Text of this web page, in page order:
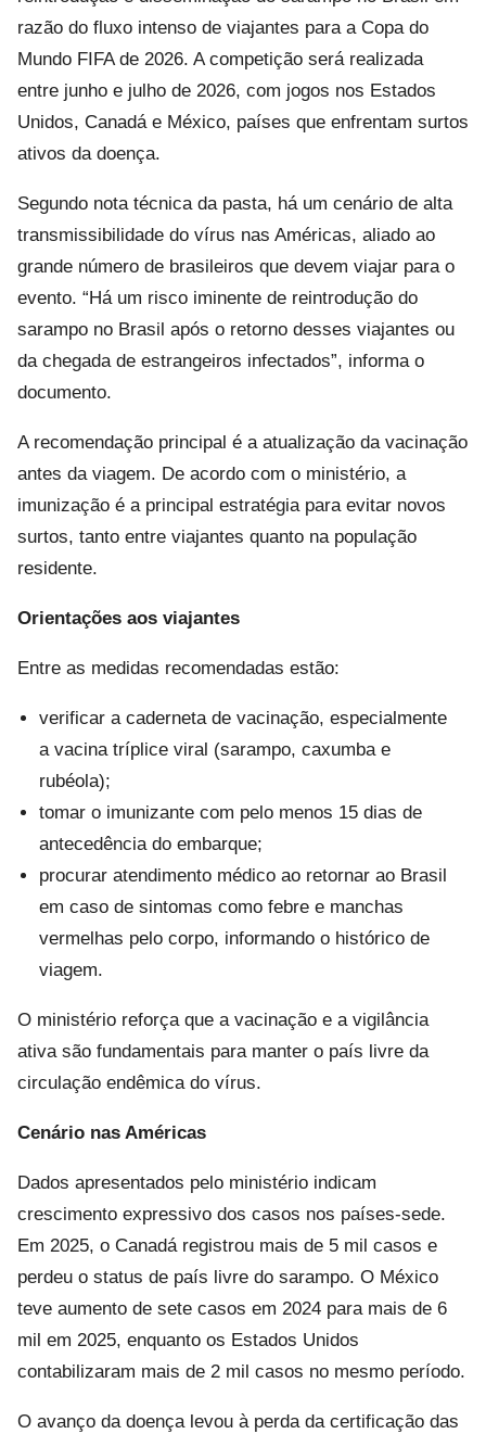
razão do fluxo intenso de viajantes para a Copa do
Mundo FIFA de 2026. A competição será realizada
entre junho e julho de 2026, com jogos nos Estados
Unidos, Canadá e México, países que enfrentam surtos
ativos da doença.
Segundo nota técnica da pasta, há um cenário de alta
transmissibilidade do vírus nas Américas, aliado ao
grande número de brasileiros que devem viajar para o
evento. “Há um risco iminente de reintrodução do
sarampo no Brasil após o retorno desses viajantes ou
da chegada de estrangeiros infectados”, informa o
documento.
A recomendação principal é a atualização da vacinação
antes da viagem. De acordo com o ministério, a
imunização é a principal estratégia para evitar novos
surtos, tanto entre viajantes quanto na população
residente.
Orientações aos viajantes
Entre as medidas recomendadas estão:
verificar a caderneta de vacinação, especialmente
a vacina tríplice viral (sarampo, caxumba e
rubéola);
tomar o imunizante com pelo menos 15 dias de
antecedência do embarque;
procurar atendimento médico ao retornar ao Brasil
em caso de sintomas como febre e manchas
vermelhas pelo corpo, informando o histórico de
viagem.
O ministério reforça que a vacinação e a vigilância
ativa são fundamentais para manter o país livre da
circulação endêmica do vírus.
Cenário nas Américas
Dados apresentados pelo ministério indicam
crescimento expressivo dos casos nos países-sede.
Em 2025, o Canadá registrou mais de 5 mil casos e
perdeu o status de país livre do sarampo. O México
teve aumento de sete casos em 2024 para mais de 6
mil em 2025, enquanto os Estados Unidos
contabilizaram mais de 2 mil casos no mesmo período.
O avanço da doença levou à perda da certificação das